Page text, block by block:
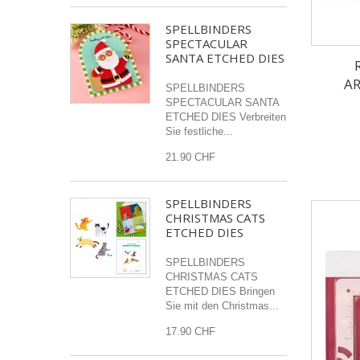
SPELLBINDERS
SPECTACULAR
SANTA ETCHED DIES
SPELLBINDERS
SPECTACULAR SANTA
ETCHED DIES Verbreiten
Sie festliche...
21.90 CHF
SPELLBINDERS
CHRISTMAS CATS
ETCHED DIES
SPELLBINDERS
CHRISTMAS CATS
ETCHED DIES Bringen
Sie mit den Christmas...
17.90 CHF